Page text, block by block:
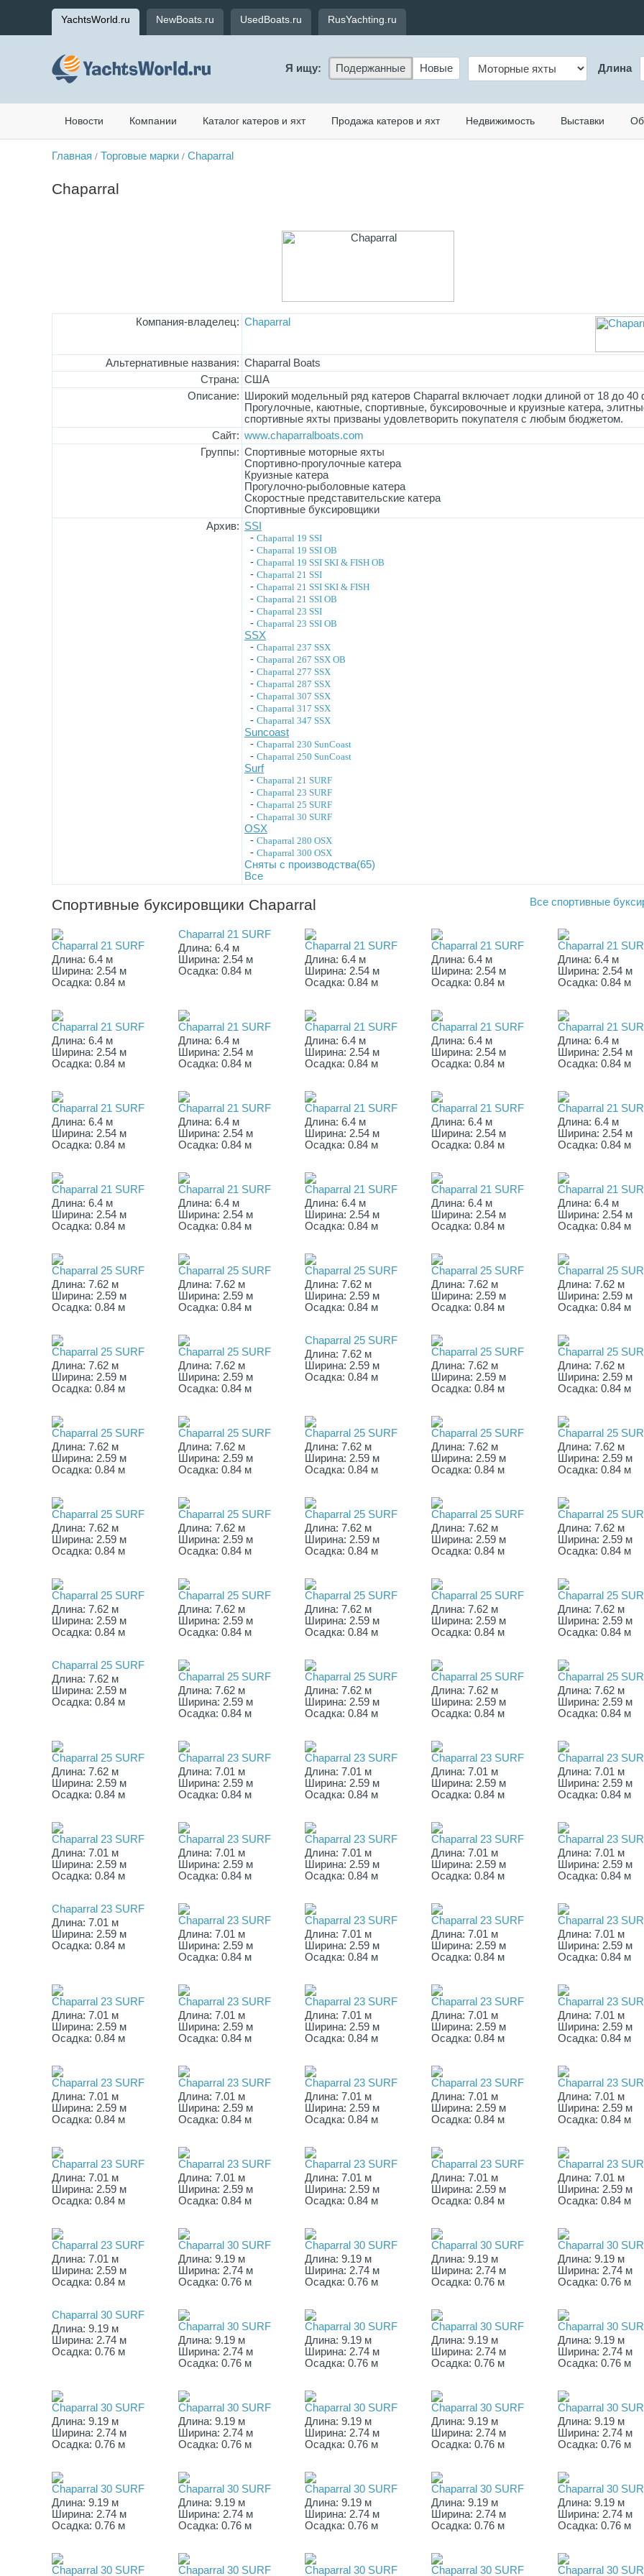
YachtsWorld.ru NewBoats.ru UsedBoats.ru RusYachting.ru
Я ищу: Подержанные Новые Длина
Новости Компании Каталог катеров и яхт Продажа катеров и яхт Недвижимость Выставки
Главная / Торговые марки / Chaparral
Chaparral
Компания-владелец: Chaparral
Альтернативные названия: Chaparral Boats
Страна: США
Описание:
Широкий модельный ряд катеров Chaparral включает лодки длиной от 18 до 40
Прогулочные, каютные, спортивные, буксировочные и круизные катера,
спортивные яхты призваны удовлетворить покупателя с любым бюджетом.
Сайт: www.chaparralboats.com
Группы: Спортивные моторные яхты
Спортивно-прогулочные катера
Круизные катера
Прогулочно-рыболовные катера
Скоростные представительские катера
Спортивные буксировщики
Архив: SSI
- Chaparral 19 SSI
- Chaparral 19 SSI OB
- Chaparral 19 SSI SKI & FISH OB
- Chaparral 21 SSI
- Chaparral 21 SSI SKI & FISH
- Chaparral 21 SSI OB
- Chaparral 23 SSI
- Chaparral 23 SSI OB
SSX
- Chaparral 237 SSX
- Chaparral 267 SSX OB
- Chaparral 277 SSX
- Chaparral 287 SSX
- Chaparral 307 SSX
- Chaparral 317 SSX
- Chaparral 347 SSX
Suncoast
- Chaparral 230 SunCoast
- Chaparral 250 SunCoast
Surf
- Chaparral 21 SURF
- Chaparral 23 SURF
- Chaparral 25 SURF
- Chaparral 30 SURF
OSX
- Chaparral 280 OSX
- Chaparral 300 OSX
Сняты с производства(65)
Все
Спортивные буксировщики Chaparral Все спортивные
Chaparral 21 SURF
Длина: 6.4 м
Ширина: 2.54 м
Осадка: 0.84 м
Chaparral 21 SURF
Длина: 6.4 м
Ширина: 2.54 м
Осадка: 0.84 м
Chaparral 21 SURF
Длина: 6.4 м
Ширина: 2.54 м
Осадка: 0.84 м
Chaparral 21 SURF
Длина: 6.4 м
Ширина: 2.54 м
Осадка: 0.84 м
Chaparral 21
Длина: 6.4 м
Ширина: 2.54 м
Осадка: 0.84 м
Chaparral 21 SURF
Длина: 6.4 м
Ширина: 2.54 м
Осадка: 0.84 м
Chaparral 21 SURF
Длина: 6.4 м
Ширина: 2.54 м
Осадка: 0.84 м
Chaparral 21 SURF
Длина: 6.4 м
Ширина: 2.54 м
Осадка: 0.84 м
Chaparral 21 SURF
Длина: 6.4 м
Ширина: 2.54 м
Осадка: 0.84 м
Chaparral 21
Длина: 6.4 м
Ширина: 2.54 м
Осадка: 0.84 м
Chaparral 21 SURF
Длина: 6.4 м
Ширина: 2.54 м
Осадка: 0.84 м
Chaparral 21 SURF
Длина: 6.4 м
Ширина: 2.54 м
Осадка: 0.84 м
Chaparral 21 SURF
Длина: 6.4 м
Ширина: 2.54 м
Осадка: 0.84 м
Chaparral 21 SURF
Длина: 6.4 м
Ширина: 2.54 м
Осадка: 0.84 м
Chaparral 21
Длина: 6.4 м
Ширина: 2.54 м
Осадка: 0.84 м
Chaparral 21 SURF
Длина: 6.4 м
Ширина: 2.54 м
Осадка: 0.84 м
Chaparral 21 SURF
Длина: 6.4 м
Ширина: 2.54 м
Осадка: 0.84 м
Chaparral 21 SURF
Длина: 6.4 м
Ширина: 2.54 м
Осадка: 0.84 м
Chaparral 21 SURF
Длина: 6.4 м
Ширина: 2.54 м
Осадка: 0.84 м
Chaparral 21
Длина: 6.4 м
Ширина: 2.54 м
Осадка: 0.84 м
Chaparral 25 SURF
Длина: 7.62 м
Ширина: 2.59 м
Осадка: 0.84 м
Chaparral 25 SURF
Длина: 7.62 м
Ширина: 2.59 м
Осадка: 0.84 м
Chaparral 25 SURF
Длина: 7.62 м
Ширина: 2.59 м
Осадка: 0.84 м
Chaparral 25 SURF
Длина: 7.62 м
Ширина: 2.59 м
Осадка: 0.84 м
Chaparral 25
Длина: 7.62 м
Ширина: 2.59 м
Осадка: 0.84 м
Chaparral 25 SURF
Длина: 7.62 м
Ширина: 2.59 м
Осадка: 0.84 м
Chaparral 25 SURF
Длина: 7.62 м
Ширина: 2.59 м
Осадка: 0.84 м
Chaparral 25 SURF
Длина: 7.62 м
Ширина: 2.59 м
Осадка: 0.84 м
Chaparral 25 SURF
Длина: 7.62 м
Ширина: 2.59 м
Осадка: 0.84 м
Chaparral 25
Длина: 7.62 м
Ширина: 2.59 м
Осадка: 0.84 м
Chaparral 25 SURF
Длина: 7.62 м
Ширина: 2.59 м
Осадка: 0.84 м
Chaparral 25 SURF
Длина: 7.62 м
Ширина: 2.59 м
Осадка: 0.84 м
Chaparral 25 SURF
Длина: 7.62 м
Ширина: 2.59 м
Осадка: 0.84 м
Chaparral 25 SURF
Длина: 7.62 м
Ширина: 2.59 м
Осадка: 0.84 м
Chaparral 25
Длина: 7.62 м
Ширина: 2.59 м
Осадка: 0.84 м
Chaparral 25 SURF
Длина: 7.62 м
Ширина: 2.59 м
Осадка: 0.84 м
Chaparral 25 SURF
Длина: 7.62 м
Ширина: 2.59 м
Осадка: 0.84 м
Chaparral 25 SURF
Длина: 7.62 м
Ширина: 2.59 м
Осадка: 0.84 м
Chaparral 25 SURF
Длина: 7.62 м
Ширина: 2.59 м
Осадка: 0.84 м
Chaparral 25
Длина: 7.62 м
Ширина: 2.59 м
Осадка: 0.84 м
Chaparral 25 SURF
Длина: 7.62 м
Ширина: 2.59 м
Осадка: 0.84 м
Chaparral 25 SURF
Длина: 7.62 м
Ширина: 2.59 м
Осадка: 0.84 м
Chaparral 25 SURF
Длина: 7.62 м
Ширина: 2.59 м
Осадка: 0.84 м
Chaparral 25 SURF
Длина: 7.62 м
Ширина: 2.59 м
Осадка: 0.84 м
Chaparral 25
Длина: 7.62 м
Ширина: 2.59 м
Осадка: 0.84 м
Chaparral 25 SURF
Длина: 7.62 м
Ширина: 2.59 м
Осадка: 0.84 м
Chaparral 25 SURF
Длина: 7.62 м
Ширина: 2.59 м
Осадка: 0.84 м
Chaparral 25 SURF
Длина: 7.62 м
Ширина: 2.59 м
Осадка: 0.84 м
Chaparral 25 SURF
Длина: 7.62 м
Ширина: 2.59 м
Осадка: 0.84 м
Chaparral 25
Длина: 7.62 м
Ширина: 2.59 м
Осадка: 0.84 м
Chaparral 25 SURF
Длина: 7.62 м
Ширина: 2.59 м
Осадка: 0.84 м
Chaparral 23 SURF
Длина: 7.01 м
Ширина: 2.59 м
Осадка: 0.84 м
Chaparral 23 SURF
Длина: 7.01 м
Ширина: 2.59 м
Осадка: 0.84 м
Chaparral 23 SURF
Длина: 7.01 м
Ширина: 2.59 м
Осадка: 0.84 м
Chaparral 23
Длина: 7.01 м
Ширина: 2.59 м
Осадка: 0.84 м
Chaparral 23 SURF
Длина: 7.01 м
Ширина: 2.59 м
Осадка: 0.84 м
Chaparral 23 SURF
Длина: 7.01 м
Ширина: 2.59 м
Осадка: 0.84 м
Chaparral 23 SURF
Длина: 7.01 м
Ширина: 2.59 м
Осадка: 0.84 м
Chaparral 23 SURF
Длина: 7.01 м
Ширина: 2.59 м
Осадка: 0.84 м
Chaparral 23
Длина: 7.01 м
Ширина: 2.59 м
Осадка: 0.84 м
Chaparral 23 SURF
Длина: 7.01 м
Ширина: 2.59 м
Осадка: 0.84 м
Chaparral 23 SURF
Длина: 7.01 м
Ширина: 2.59 м
Осадка: 0.84 м
Chaparral 23 SURF
Длина: 7.01 м
Ширина: 2.59 м
Осадка: 0.84 м
Chaparral 23 SURF
Длина: 7.01 м
Ширина: 2.59 м
Осадка: 0.84 м
Chaparral 23
Длина: 7.01 м
Ширина: 2.59 м
Осадка: 0.84 м
Chaparral 23 SURF
Длина: 7.01 м
Ширина: 2.59 м
Осадка: 0.84 м
Chaparral 23 SURF
Длина: 7.01 м
Ширина: 2.59 м
Осадка: 0.84 м
Chaparral 23 SURF
Длина: 7.01 м
Ширина: 2.59 м
Осадка: 0.84 м
Chaparral 23 SURF
Длина: 7.01 м
Ширина: 2.59 м
Осадка: 0.84 м
Chaparral 23
Длина: 7.01 м
Ширина: 2.59 м
Осадка: 0.84 м
Chaparral 23 SURF
Длина: 7.01 м
Ширина: 2.59 м
Осадка: 0.84 м
Chaparral 23 SURF
Длина: 7.01 м
Ширина: 2.59 м
Осадка: 0.84 м
Chaparral 23 SURF
Длина: 7.01 м
Ширина: 2.59 м
Осадка: 0.84 м
Chaparral 23 SURF
Длина: 7.01 м
Ширина: 2.59 м
Осадка: 0.84 м
Chaparral 23
Длина: 7.01 м
Ширина: 2.59 м
Осадка: 0.84 м
Chaparral 23 SURF
Длина: 7.01 м
Ширина: 2.59 м
Осадка: 0.84 м
Chaparral 23 SURF
Длина: 7.01 м
Ширина: 2.59 м
Осадка: 0.84 м
Chaparral 23 SURF
Длина: 7.01 м
Ширина: 2.59 м
Осадка: 0.84 м
Chaparral 23 SURF
Длина: 7.01 м
Ширина: 2.59 м
Осадка: 0.84 м
Chaparral 23
Длина: 7.01 м
Ширина: 2.59 м
Осадка: 0.84 м
Chaparral 23 SURF
Длина: 7.01 м
Ширина: 2.59 м
Осадка: 0.84 м
Chaparral 30 SURF
Длина: 9.19 м
Ширина: 2.74 м
Осадка: 0.76 м
Chaparral 30 SURF
Длина: 9.19 м
Ширина: 2.74 м
Осадка: 0.76 м
Chaparral 30 SURF
Длина: 9.19 м
Ширина: 2.74 м
Осадка: 0.76 м
Chaparral 30
Длина: 9.19 м
Ширина: 2.74 м
Осадка: 0.76 м
Chaparral 30 SURF
Длина: 9.19 м
Ширина: 2.74 м
Осадка: 0.76 м
Chaparral 30 SURF
Длина: 9.19 м
Ширина: 2.74 м
Осадка: 0.76 м
Chaparral 30 SURF
Длина: 9.19 м
Ширина: 2.74 м
Осадка: 0.76 м
Chaparral 30 SURF
Длина: 9.19 м
Ширина: 2.74 м
Осадка: 0.76 м
Chaparral 30
Длина: 9.19 м
Ширина: 2.74 м
Осадка: 0.76 м
Chaparral 30 SURF
Длина: 9.19 м
Ширина: 2.74 м
Осадка: 0.76 м
Chaparral 30 SURF
Длина: 9.19 м
Ширина: 2.74 м
Осадка: 0.76 м
Chaparral 30 SURF
Длина: 9.19 м
Ширина: 2.74 м
Осадка: 0.76 м
Chaparral 30 SURF
Длина: 9.19 м
Ширина: 2.74 м
Осадка: 0.76 м
Chaparral 30
Длина: 9.19 м
Ширина: 2.74 м
Осадка: 0.76 м
Chaparral 30 SURF
Длина: 9.19 м
Ширина: 2.74 м
Осадка: 0.76 м
Chaparral 30 SURF
Длина: 9.19 м
Ширина: 2.74 м
Осадка: 0.76 м
Chaparral 30 SURF
Длина: 9.19 м
Ширина: 2.74 м
Осадка: 0.76 м
Chaparral 30 SURF
Длина: 9.19 м
Ширина: 2.74 м
Осадка: 0.76 м
Chaparral 30
Длина: 9.19 м
Ширина: 2.74 м
Осадка: 0.76 м
Chaparral 30 SURF Chaparral 30 SURF Chaparral 30 SURF Chaparral 30 SURF Chaparral 30